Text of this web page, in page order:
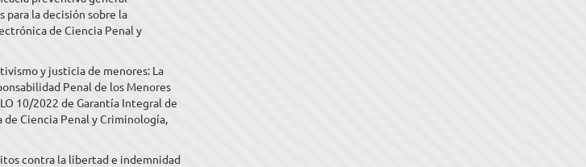
para la decisión sobre la
de Ciencia Penal y
y justicia de menores: La
Penal de los Menores
10/2022 de Garantía Integral de
Ciencia Penal y Criminología,
contra la libertad e indemnidad